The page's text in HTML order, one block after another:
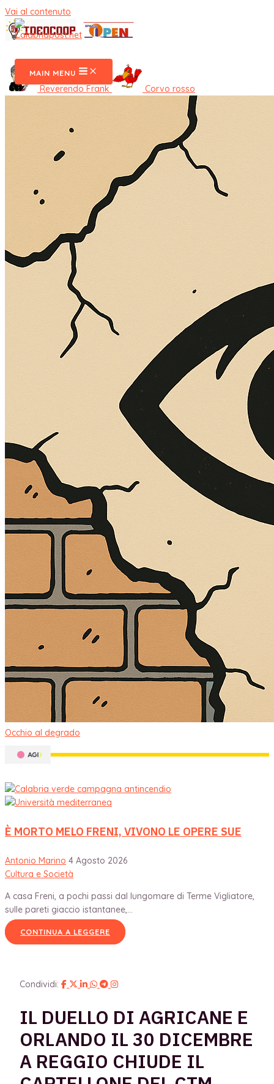
Vai al contenuto
MAIN MENU
Reverendo Frank Corvo rosso
Occhio al degrado
È MORTO MELO FRENI, VIVONO LE OPERE SUE
Antonio Marino 4 Agosto 2026
Cultura e Società
A casa Freni, a pochi passi dal lungomare di Terme Vigliatore,
sulle pareti giaccio istantanee,...
CONTINUA A LEGGERE
Condividi:
IL DUELLO DI AGRICANE E
ORLANDO IL 30 DICEMBRE
A REGGIO CHIUDE IL